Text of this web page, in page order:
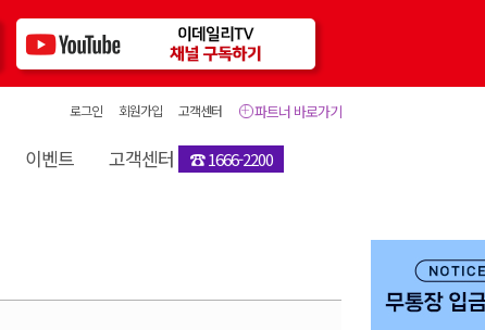
파트너 바로가기
로그인 회원가입 고객센터
이벤트 고객센터 ☎ 1666-2200